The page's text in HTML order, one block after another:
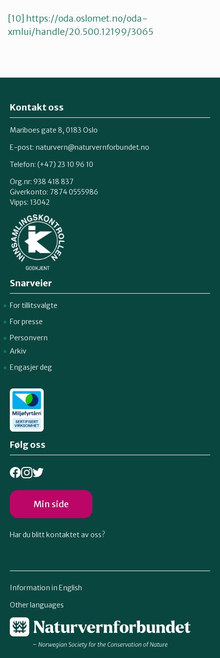
[10] https://oda.oslomet.no/oda-
xmlui/handle/20.500.12199/3065
Kontakt oss
Mariboes gate 8, 0183 Oslo
E-post: naturvern@naturvernforbundet.no
Telefon: (+47) 23 10 96 10
Org.nr: 938 418 837
Giverkonto: 7874 0555986
Vipps: 13042
Snarveier
For tillitsvalgte
For presse
Personvern
Arkiv
Engasjer deg
Følg oss
Min side
Har du blitt kontaktet av oss?
Information in English
Other languages